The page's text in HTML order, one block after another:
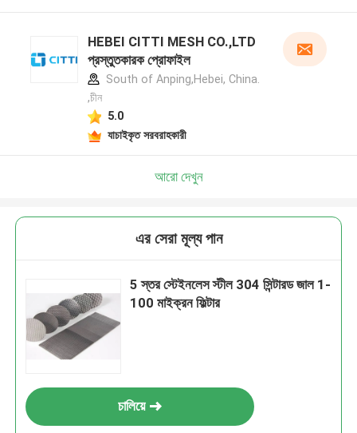
HEBEI CITTI MESH CO.,LTD
প্রস্তুতকারক প্রোফাইল
South of Anping,Hebei, China.
,চীন
5.0
যাচাইকৃত সরবরাহকারী
আরো দেখুন
এর সেরা মূল্য পান
5 স্তর স্টেইনলেস স্টীল 304 সিন্টারড জাল 1-
100 মাইক্রন ফিল্টার
চালিয়ে